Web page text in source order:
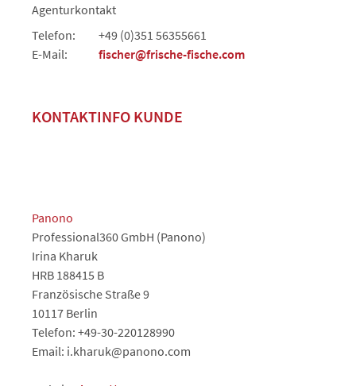
Agenturkontakt
Telefon:
+49 (0)351 56355661
E-Mail:
fischer@frische-fische.com
KONTAKTINFO KUNDE
Panono
Professional360 GmbH (Panono)
Irina Kharuk
HRB 188415 B
Französische Straße 9
10117 Berlin
Telefon: +49-30-220128990
Email: i.kharuk@panono.com